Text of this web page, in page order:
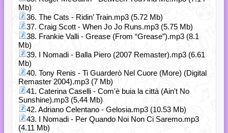
Mb)
36. The Cats - Ridin’ Train.mp3 (5.72 Mb)
37. Craig Scott - When Jo Jo Runs.mp3 (5.75 Mb)
38. Frankie Valli - Grease (From “Grease”).mp3 (8.1
Mb)
39. I Nomadi - Balla Piero (2007 Remaster).mp3 (6.61
Mb)
40. Tony Renis - Ti Guarderò Nel Cuore (More) (Digital
Remaster 2004).mp3 (7 Mb)
41. Caterina Caselli - Com'è buia la città (Ain't No
Sunshine).mp3 (5.44 Mb)
42. Adriano Celentano - Gelosia.mp3 (10.53 Mb)
43. I Nomadi - Per Quando Noi Non Ci Saremo.mp3
(4.11 Mb)